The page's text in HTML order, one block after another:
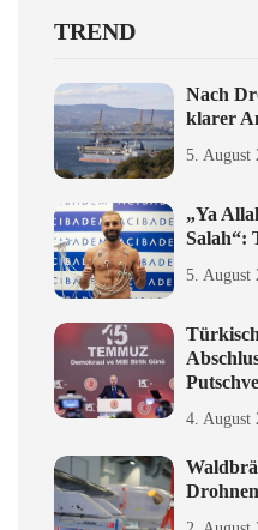
TREND
Nach
klarer
5. August
„Ya
Salah“:
5. August
4. August